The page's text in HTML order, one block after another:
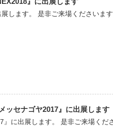
展します。 是非ご来場くださ
ッセナゴヤ2017』に出展します
』に出展します。 是非ご来場